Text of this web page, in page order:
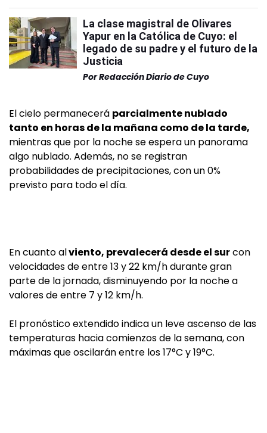
La clase magistral de Olivares
Yapur en la Católica de Cuyo: el
legado de su padre y el futuro de la
Justicia
PorRedacción Diario de Cuyo
El cielo permanecerá parcialmente nublado
tanto en horas de la mañana como de la tarde,
mientras que por la noche se espera un panorama
algo nublado. Además, no se registran
probabilidades de precipitaciones, con un 0%
previsto para todo el día.
En cuanto alviento, prevalecerá desde el surcon
velocidades de entre 13 y 22 km/h durante gran
parte de la jornada, disminuyendo por la noche a
valores de entre 7 y 12 km/h.
El pronóstico extendido indica un leve ascenso de las
temperaturas hacia comienzos de la semana, con
máximas que oscilarán entre los 17°C y 19°C.